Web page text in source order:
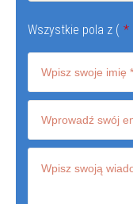
Wszystkie pola z ( *